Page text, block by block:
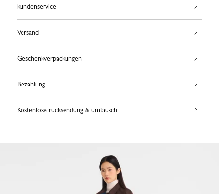
kundenservice
Versand
Geschenkverpackungen
Bezahlung
Kostenlose rücksendung & umtausch